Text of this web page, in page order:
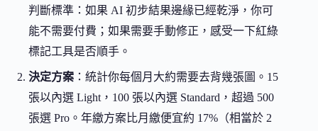
判斷標準：如果 AI 初步結果邊緣已經乾淨，你可
能不需要付費；如果需要手動修正，感受一下紅綠
標記工具是否順手。
決定方案 ：統計你每個月大約需要去背幾張圖。15
張以內選 Light，100 張以內選 Standard，超過 500
張選 Pro。年繳方案比月繳便宜約 17%（相當於 2